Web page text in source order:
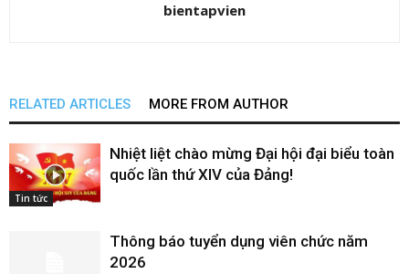
bientapvien
RELATED ARTICLES MORE FROM AUTHOR
Tin tức
Nhiệt liệt chào mừng Đại hội đại biểu toàn
quốc lần thứ XIV của Đảng!
Thông báo tuyển dụng viên chức năm
2026